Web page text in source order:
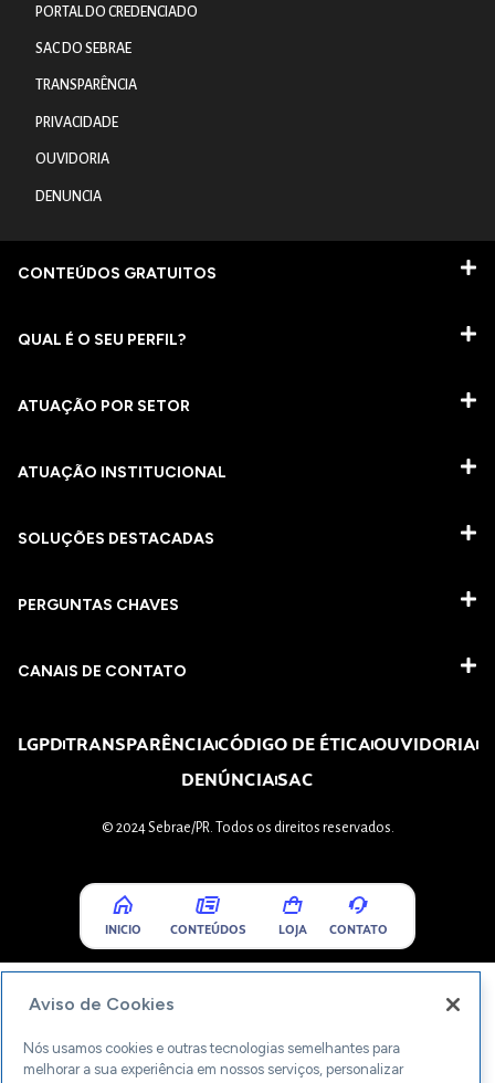
PORTAL DO CREDENCIADO
SAC DO SEBRAE
TRANSPARÊNCIA
PRIVACIDADE
OUVIDORIA
DENUNCIA
CONTEÚDOS GRATUITOS
QUAL É O SEU PERFIL?
ATUAÇÃO POR SETOR
ATUAÇÃO INSTITUCIONAL
SOLUÇÕES DESTACADAS
PERGUNTAS CHAVES​
CANAIS DE CONTATO
LGPDTRANSPARÊNCIACÓDIGO DE ÉTICAOUVIDORIA
DENÚNCIASAC
© 2024 Sebrae/PR. Todos os direitos reservados.
INICIO CONTEÚDOS LOJA CONTATO
Aviso de Cookies
Nós usamos cookies e outras tecnologias semelhantes para
melhorar a sua experiência em nossos serviços, personalizar